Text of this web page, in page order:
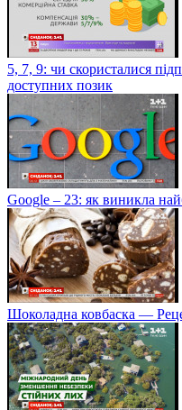
5, 7, 9: чи скористалися
доступних позик
Google – 23: як виникла
Шоколадна ковбаска —